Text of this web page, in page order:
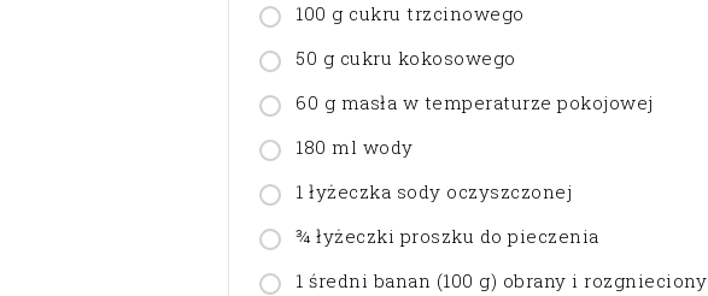
100 g cukru trzcinowego
50 g cukru kokosowego
60 g masła w temperaturze pokojowej
180 ml wody
1 łyżeczka sody oczyszczonej
¾ łyżeczki proszku do pieczenia
1 średni banan (100 g) obrany i rozgnieciony